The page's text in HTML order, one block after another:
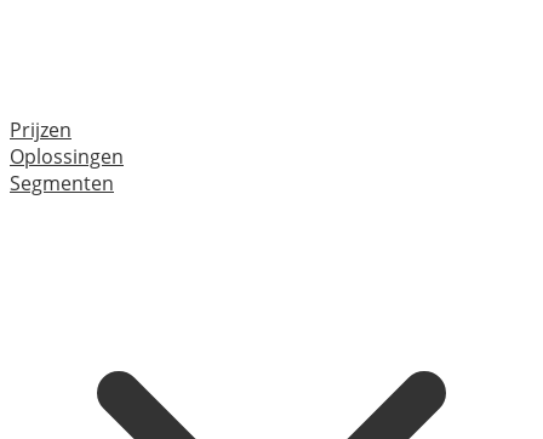
Prijzen
Oplossingen
Segmenten